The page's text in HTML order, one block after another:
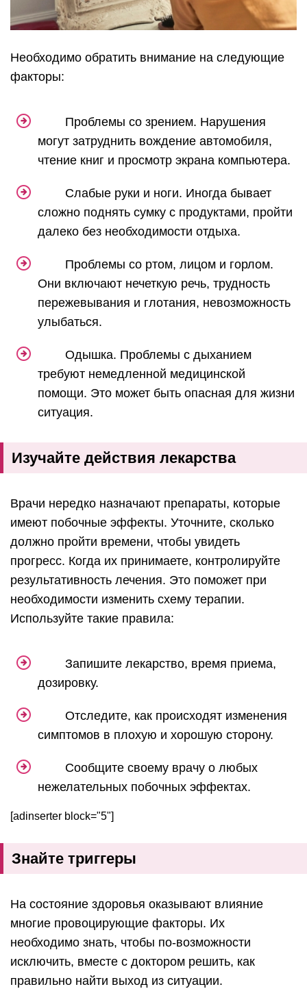
Необходимо обратить внимание на следующие
факторы:
Проблемы со зрением. Нарушения
могут затруднить вождение автомобиля,
чтение книг и просмотр экрана компьютера.
Слабые руки и ноги. Иногда бывает
сложно поднять сумку с продуктами, пройти
далеко без необходимости отдыха.
Проблемы со ртом, лицом и горлом.
Они включают нечеткую речь, трудность
пережевывания и глотания, невозможность
улыбаться.
Одышка. Проблемы с дыханием
требуют немедленной медицинской
помощи. Это может быть опасная для жизни
ситуация.
Изучайте действия лекарства
Врачи нередко назначают препараты, которые
имеют побочные эффекты. Уточните, сколько
должно пройти времени, чтобы увидеть
прогресс. Когда их принимаете, контролируйте
результативность лечения. Это поможет при
необходимости изменить схему терапии.
Используйте такие правила:
Запишите лекарство, время приема,
дозировку.
Отследите, как происходят изменения
симптомов в плохую и хорошую сторону.
Сообщите своему врачу о любых
нежелательных побочных эффектах.
[adinserter block="5"]
Знайте триггеры
На состояние здоровья оказывают влияние
многие провоцирующие факторы. Их
необходимо знать, чтобы по-возможности
исключить, вместе с доктором решить, как
правильно найти выход из ситуации.